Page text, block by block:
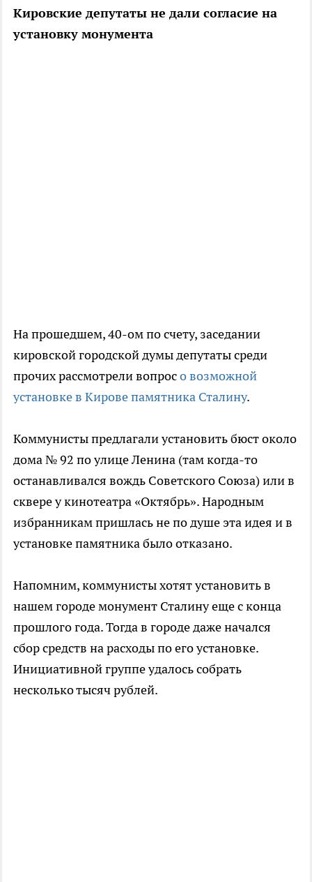
Кировские депутаты не дали согласие на
установку монумента
На прошедшем, 40-ом по счету, заседании
кировской городской думы депутаты среди
прочих рассмотрели вопросо возможной
установке в Кирове памятника Сталину.
Коммунисты предлагали установить бюст около
дома № 92 по улице Ленина (там когда-то
останавливался вождь Советского Союза) или в
сквере у кинотеатра «Октябрь». Народным
избранникам пришлась не по душе эта идея и в
установке памятника было отказано.
Напомним, коммунисты хотят установить в
нашем городе монумент Сталину еще с конца
прошлого года. Тогда в городе даже начался
сбор средств на расходы по его установке.
Инициативной группе удалось собрать
несколько тысяч рублей.